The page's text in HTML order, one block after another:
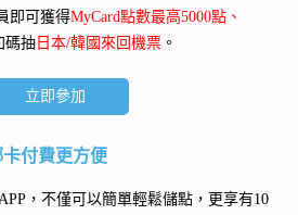
即可獲得MyCard點數最高5000點、
碼抽 日本/韓國來回機票 。
立即參加
付費更方便
，不僅可以簡單輕鬆儲點，更享有10